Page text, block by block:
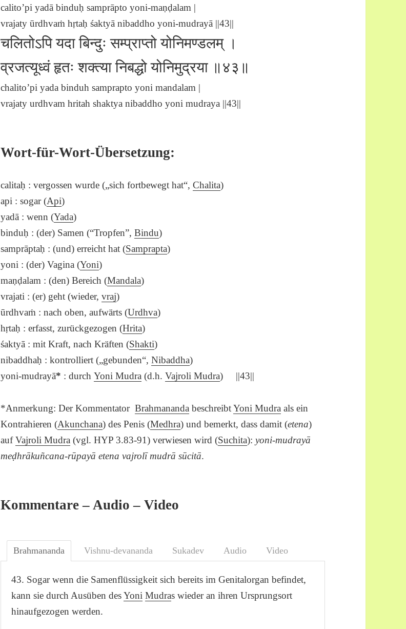
calito’pi yadā binduḥ samprāpto yoni-maṇḍalam |
vrajaty ūrdhvaṁ hṛtaḥ śaktyā nibaddho yoni-mudrayā ||43||
चलितोऽपि यदा बिन्दुः सम्प्राप्तो योनिमण्डलम् ।
व्रजत्यूध्वं हृतः शक्त्या निबद्धो योनिमुद्रया ॥४३॥
chalito’pi yada binduh samprapto yoni mandalam |
vrajaty urdhvam hritah shaktya nibaddho yoni mudraya ||43||
Wort-für-Wort-Übersetzung:
calitaḥ : vergossen wurde („sich fortbewegt hat“,Chalita)
api : sogar (Api)
yadā : wenn (Yada)
binduḥ : (der) Samen (“Tropfen”,Bindu)
samprāptaḥ : (und) erreicht hat (Samprapta)
yoni : (der) Vagina (Yoni)
maṇḍalam : (den) Bereich (Mandala)
vrajati : (er) geht (wieder,vraj)
ūrdhvaṁ : nach oben, aufwärts (Urdhva)
hṛtaḥ : erfasst, zurückgezogen (Hrita)
śaktyā : mit Kraft, nach Kräften (Shakti)
nibaddhaḥ : kontrolliert („gebunden“,Nibaddha)
yoni-mudrayā* : durchYoni Mudra (d.h.Vajroli Mudra) ||43||
*Anmerkung: Der KommentatorBrahmananda beschreibtYoni Mudra als ein
Kontrahieren (Akunchana) des Penis (Medhra) und bemerkt, dass damit (etena)
aufVajroli Mudra (vgl. HYP 3.83-91) verwiesen wird (Suchita):yoni-mudrayā
meḍhrākuñcana-rūpayā etena vajrolī mudrā sūcitā.
Kommentare – Audio – Video
Brahmananda Vishnu-devananda Sukadev Audio Video
43. Sogar wenn die Samenflüssigkeit sich bereits im Genitalorgan befindet,
kann sie durch Ausüben desYoni Mudras wieder an ihren Ursprungsort
hinaufgezogen werden.